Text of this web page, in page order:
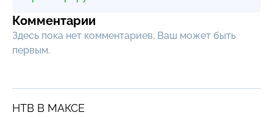
Комментарии
Здесь пока нет комментариев, Ваш может быть
первым.
НТВ В МАКСЕ